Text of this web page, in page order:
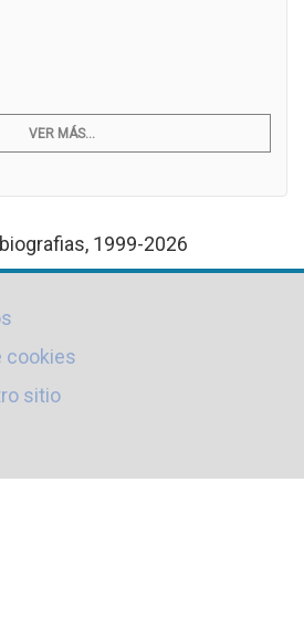
VER MÁS...
1999-2026
cookies
sitio